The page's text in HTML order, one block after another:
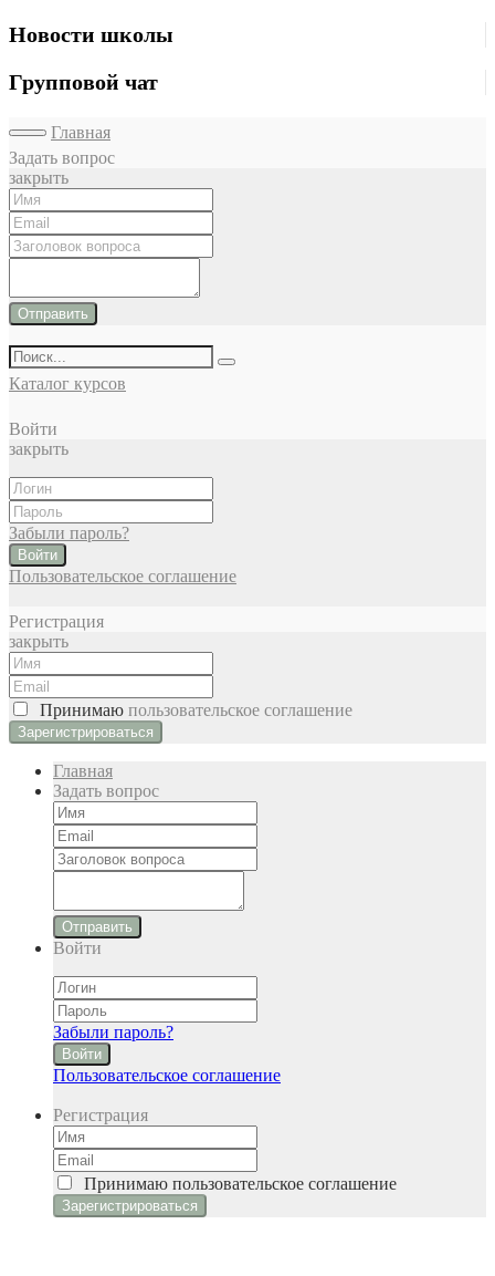
Новости школы
Групповой чат
Главная
Задать вопрос
закрыть
Отправить
Каталог курсов
Войти
закрыть
Забыли пароль?
Войти
Пользовательское соглашение
Регистрация
закрыть
Принимаю пользовательское соглашение
Главная
Задать вопрос
Отправить
Войти
Забыли пароль?
Войти
Пользовательское соглашение
Регистрация
Принимаю пользовательское соглашение